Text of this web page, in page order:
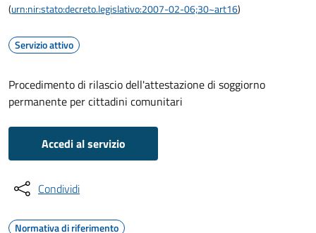
(urn:nir:stato:decreto.legislativo:2007-02-06;30~art16)
Servizio attivo
Procedimento di rilascio dell'attestazione di soggiorno
permanente per cittadini comunitari
Accedi al servizio
Condividi
Normativa di riferimento